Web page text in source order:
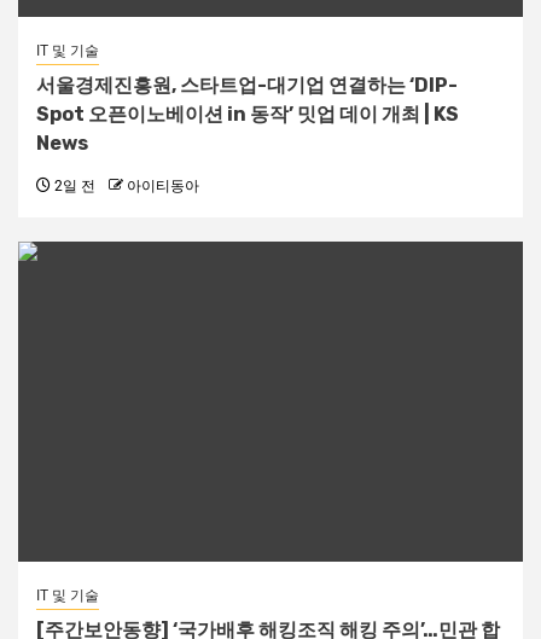
IT 및 기술
서울경제진흥원, 스타트업-대기업 연결하는 ‘DIP-
Spot 오픈이노베이션 in 동작’ 밋업 데이 개최 | KS
News
2일 전 아이티동아
IT 및 기술
[주간보안동향] ‘국가배후 해킹조직 해킹 주의’…민관 합